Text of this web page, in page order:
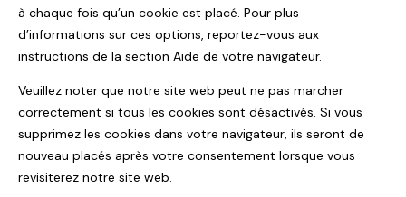
à chaque fois qu’un cookie est placé. Pour plus
d’informations sur ces options, reportez-vous aux
instructions de la section Aide de votre navigateur.
Veuillez noter que notre site web peut ne pas marcher
correctement si tous les cookies sont désactivés. Si vous
supprimez les cookies dans votre navigateur, ils seront de
nouveau placés après votre consentement lorsque vous
revisiterez notre site web.